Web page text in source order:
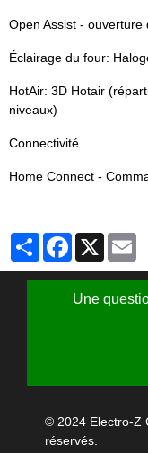
Open Assist -
Éclairage du four:
HotAir: 3D Hotair
niveaux)
Connectivité
Home Connect -
PartagerFacebook
X
Une
© 2024 Electro-Z
réservés.